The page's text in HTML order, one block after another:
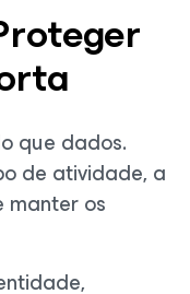
que dados.
de atividade, a
os